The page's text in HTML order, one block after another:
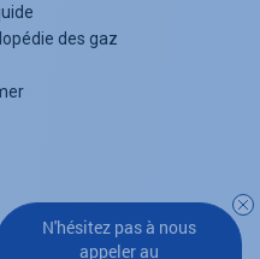
N'hésitez pas à nous
appeler au
des gaz
Retour en haut de page